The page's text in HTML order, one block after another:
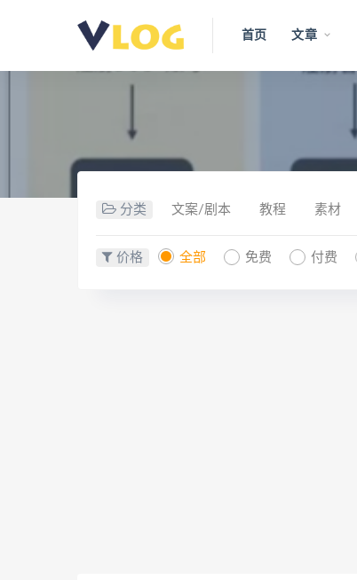
首页 文章
分类 文案/剧本 教程 素材
价格 全部 免费 付费